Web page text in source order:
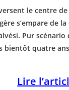
le centre
s’empare de
Pur
quatre
Lire